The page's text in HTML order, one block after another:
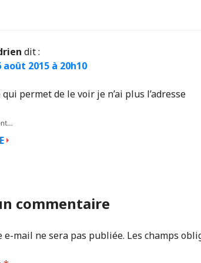
dit :
août 2015 à 20h10
permet de le voir je n’ai plus l’adresse
commentaire
e-mail ne sera pas publiée. Les champs